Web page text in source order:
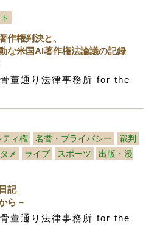
作権判決と、
な米国AI著作権法論議の記録
董通り法律事務所 for the
ティ権 名誉・プライバシー
裁判
メ ライブ スポーツ
出版・漫
日記
ら－
董通り法律事務所 for the